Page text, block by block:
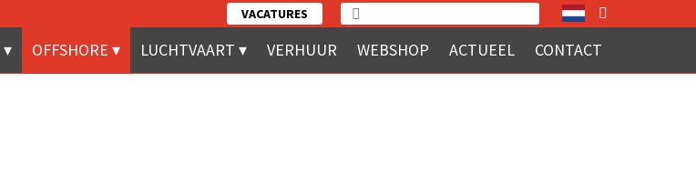
VACATURES
OFFSHORE LUCHTVAART VERHUUR WEBSHOP ACTUEEL CONTACT